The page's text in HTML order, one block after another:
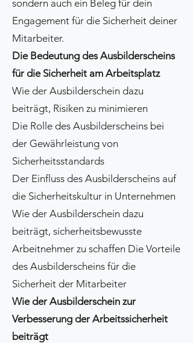
sondern auch ein Beleg für dein
Engagement für die Sicherheit deiner
Mitarbeiter.
Die Bedeutung des Ausbilderscheins
für die Sicherheit am Arbeitsplatz
Wie der Ausbilderschein dazu
beiträgt, Risiken zu minimieren
Die Rolle des Ausbilderscheins bei
der Gewährleistung von
Sicherheitsstandards
Der Einfluss des Ausbilderscheins auf
die Sicherheitskultur in Unternehmen
Wie der Ausbilderschein dazu
beiträgt, sicherheitsbewusste
Arbeitnehmer zu schaffen Die Vorteile
des Ausbilderscheins für die
Sicherheit der Mitarbeiter
Wie der Ausbilderschein zur
Verbesserung der Arbeitssicherheit
beiträgt